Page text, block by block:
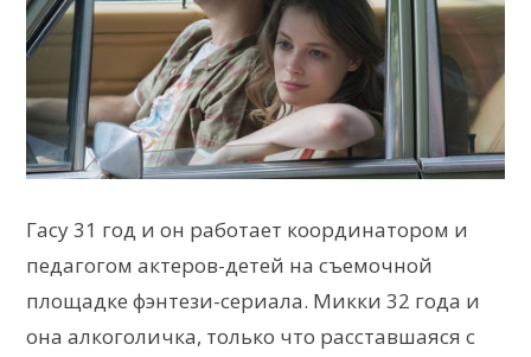
Гасу 31 год и он работает координатором и
педагогом актеров-детей на съемочной
площадке фэнтези-сериала. Микки 32 года и
она алкоголичка, только что расставшаяся с